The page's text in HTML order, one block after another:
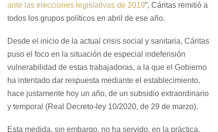
ante las elecciones legislativas de 2019”, Cáritas remitió a
todos los grupos políticos en abril de ese año.
Desde el inicio de la actual crisis social y sanitaria, Cáritas
puso el foco en la situación de especial indefensión
vulnerabilidad de estas trabajadoras, a la que el Gobierno
ha intentado dar respuesta mediante el establecimiento,
hace justamente hoy un año, de un subsidio extraordinario
y temporal (Real Decreto-ley 10/2020, de 29 de marzo).
Esta medida, sin embargo, no ha servido, en la práctica,